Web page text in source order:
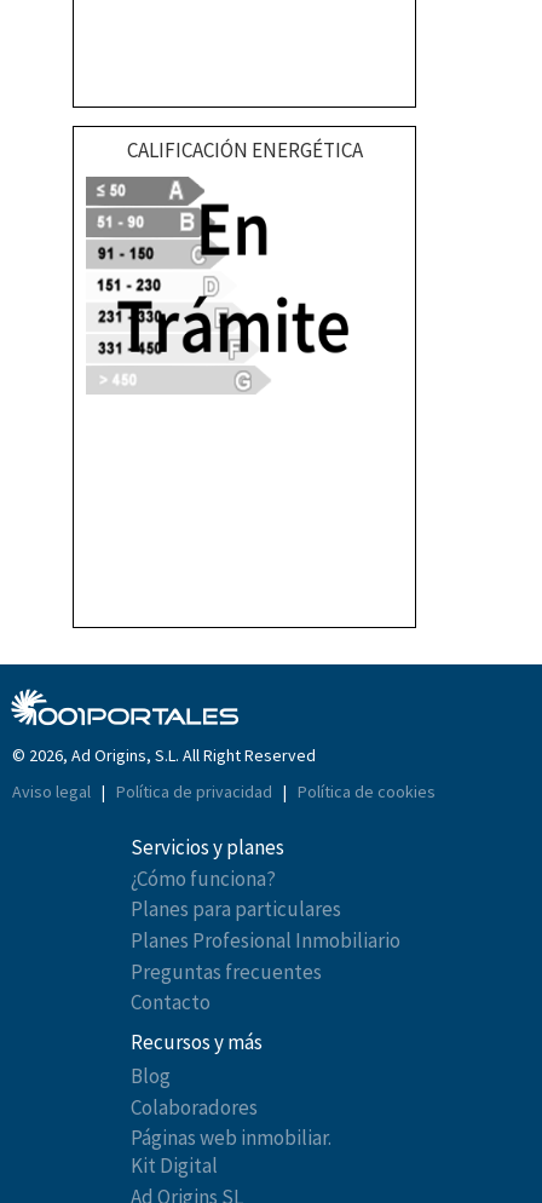
CALIFICACIÓN ENERGÉTICA
© 2026, Ad Origins, S.L. All Right Reserved
Aviso legal | Política de privacidad | Política de cookies
Servicios y planes
¿Cómo funciona?
Planes para particulares
Planes Profesional Inmobiliario
Preguntas frecuentes
Contacto
Recursos y más
Blog
Colaboradores
Páginas web inmobiliar.
Kit Digital
Ad Origins SL